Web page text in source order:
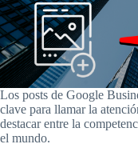
Los posts de Google
clave para llamar la
destacar entre la
el mundo.